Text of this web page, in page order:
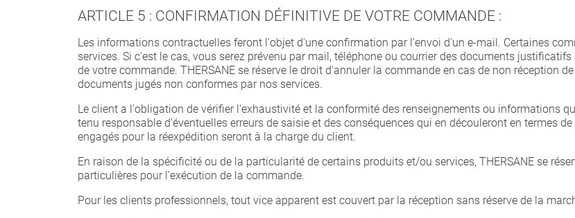
ARTICLE 5 : CONFIRMATION DÉFINITIVE DE VOTRE COMMANDE :
Les informations contractuelles feront l'objet d'une confirmation par l'envoi d'un e-mail. Certaines
services. Si c'est le cas, vous serez prévenu par mail, téléphone ou courrier des documents
de votre commande. THERSANE se réserve le droit d'annuler la commande en cas de non réception
documents jugés non conformes par nos services.
Le client a l'obligation de vérifier l'exhaustivité et la conformité des renseignements ou informations
tenu responsable d'éventuelles erreurs de saisie et des conséquences qui en découleront en termes
engagés pour la réexpédition seront à la charge du client.
En raison de la spécificité ou de la particularité de certains produits et/ou services, THERSANE se
particulières pour l'exécution de la commande.
Pour les clients professionnels, tout vice apparent est couvert par la réception sans réserve de la